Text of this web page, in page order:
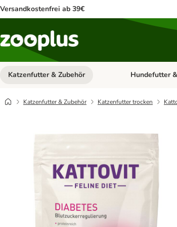
Versandkostenfrei ab 39€
Katzenfutter & Zubehör Kategorie-
Hundefutter
Katzenfutter & Zubehör Katzenfutter trocken